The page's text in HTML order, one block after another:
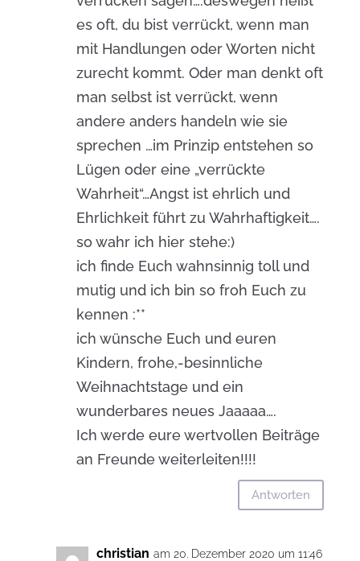
es oft, du bist verrückt, wenn man
mit Handlungen oder Worten nicht
zurecht kommt. Oder man denkt oft
man selbst ist verrückt, wenn
andere anders handeln wie sie
sprechen …im Prinzip entstehen so
Lügen oder eine „verrückte
Wahrheit“…Angst ist ehrlich und
Ehrlichkeit führt zu Wahrhaftigkeit….
so wahr ich hier stehe:)
ich finde Euch wahnsinnig toll und
mutig und ich bin so froh Euch zu
kennen :**
ich wünsche Euch und euren
Kindern, frohe,-besinnliche
Weihnachtstage und ein
wunderbares neues Jaaaaa….
Ich werde eure wertvollen Beiträge
an Freunde weiterleiten!!!!
Antworten
christian am 20. Dezember 2020 um 11:46